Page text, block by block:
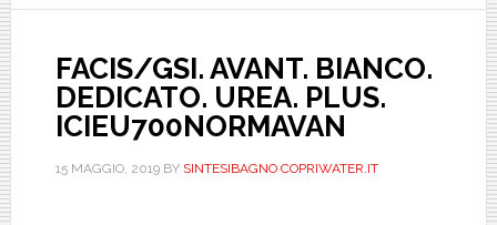
SOFT
CLOSE.
FACIS/GSI. AVANT. BIANCO.
DEDICATO. UREA. PLUS.
ICIEU700NORMAVAN
15 MAGGIO, 2019BY SINTESIBAGNO COPRIWATER.IT